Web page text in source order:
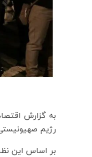
به گزارش
رژیم صهیونیستی، ۸۲ درصد از صهیونیستها اعتمادی به کابینه
بر اساس این